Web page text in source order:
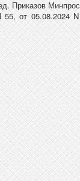
Приказов
от 05.08.2024